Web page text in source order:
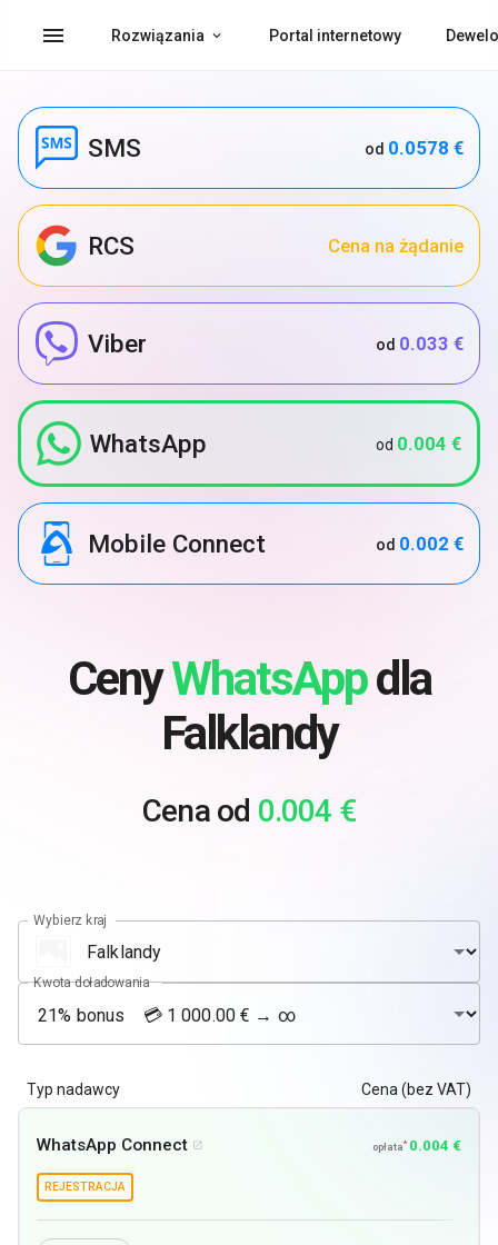
menu Rozwiązania Portal internetowy
SMS od 0.0578 €
RCS Cena na żądanie
Viber od 0.033 €
WhatsApp od 0.004 €
Mobile Connect od 0.002 €
CenyWhatsAppdla
Falklandy
Cena od 0.004 €
Wybierz kraj
Kwota doładowania
Typ nadawcy Cena (bez VAT)
WhatsApp Connect  opłata* 0.004 €
REJESTRACJA